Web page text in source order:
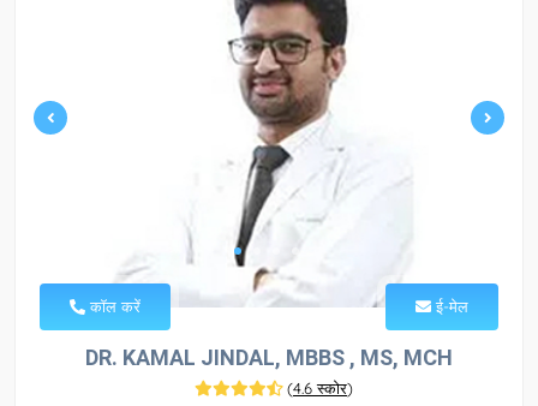
कॉल करें ई-मेल
DR. KAMAL JINDAL, MBBS , MS, MCH
(4.6 स्कोर)